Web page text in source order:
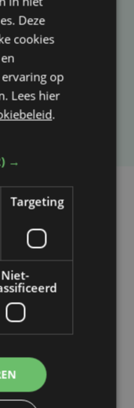
in dit
vr 7 augustus | 16:12
Waregem start
Racing Genk:
zou ik onze
beperken?"
Deze
cookies
op
Lees hier
.
→
Targeting
Niet-